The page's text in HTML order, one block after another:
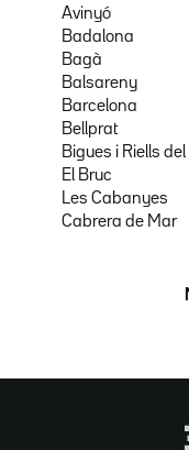
Avinyó
Badalona
Bagà
Balsareny
Barcelona
Bellprat
Bigues i Riells del
El Bruc
Les Cabanyes
Cabrera de Mar